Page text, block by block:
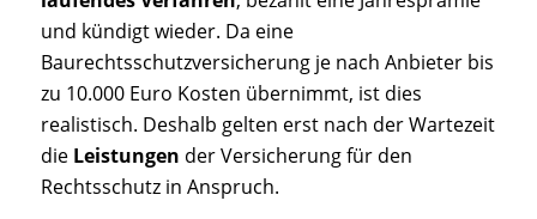
und kündigt wieder. Da eine
Baurechtsschutzversicherung je nach Anbieter bis
zu 10.000 Euro Kosten übernimmt, ist dies
realistisch. Deshalb gelten erst nach der Wartezeit
die Leistungen der Versicherung für den
Rechtsschutz in Anspruch.